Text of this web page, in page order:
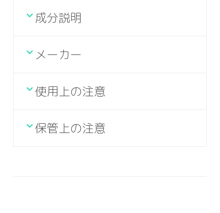
成分説明
メーカー
使用上の注意
保管上の注意